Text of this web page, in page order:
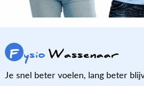
F ysioWassenaar
Je snel beter voelen, lang beter